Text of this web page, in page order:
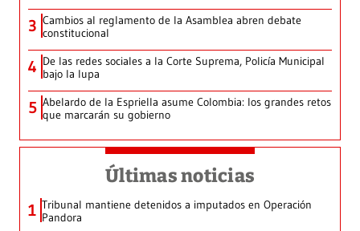
3 Cambios al reglamento de la Asamblea abren debate
constitucional
4 De las redes sociales a la Corte Suprema, Policía Municipal
bajo la lupa
5 Abelardo de la Espriella asume Colombia: los grandes retos
que marcarán su gobierno
Últimas noticias
1 Tribunal mantiene detenidos a imputados en Operación
Pandora